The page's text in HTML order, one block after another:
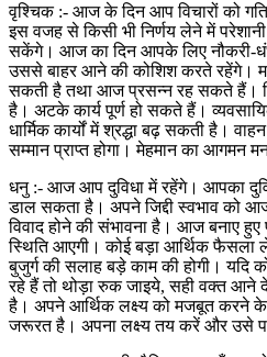
वृश्चिक :- आज के दिन आप विचारों को
इस वजह से किसी भी निर्णय लेने में
सकेंगे। आज का दिन आपके लिए नौकरी-धंधे
उससे बाहर आने की कोशिश करते रहेंगे।
सकती है तथा आज प्रसन्न रह सकते हैं।
है। अटके कार्य पूर्ण हो सकते हैं।
धार्मिक कार्यों में श्रद्धा बढ़ सकती है।
सम्मान प्राप्त होगा। मेहमान का आगमन
धनु :- आज आप दुविधा में रहेंगे। आपका
डाल सकता है। अपने जिद्दी स्वभाव को
विवाद होने की संभावना है। आज बनाए हुए
स्थिति आएगी। कोई बड़ा आर्थिक फैसला
बुजुर्ग की सलाह बड़े काम की होगी। यदि
रहे हैं तो थोड़ा रुक जाइये, सही वक्त
है। अपने आर्थिक लक्ष्य को मजबूत करने के
जरूरत है। अपना लक्ष्य तय करें और उसे